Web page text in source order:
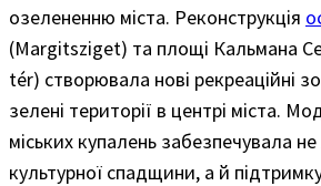
озелененню міста. Реконструкція
(Margitsziget) та площі Кальмана
tér) створювала нові рекреаційні
зелені території в центрі міста.
міських купалень забезпечувала
культурної спадщини, а й